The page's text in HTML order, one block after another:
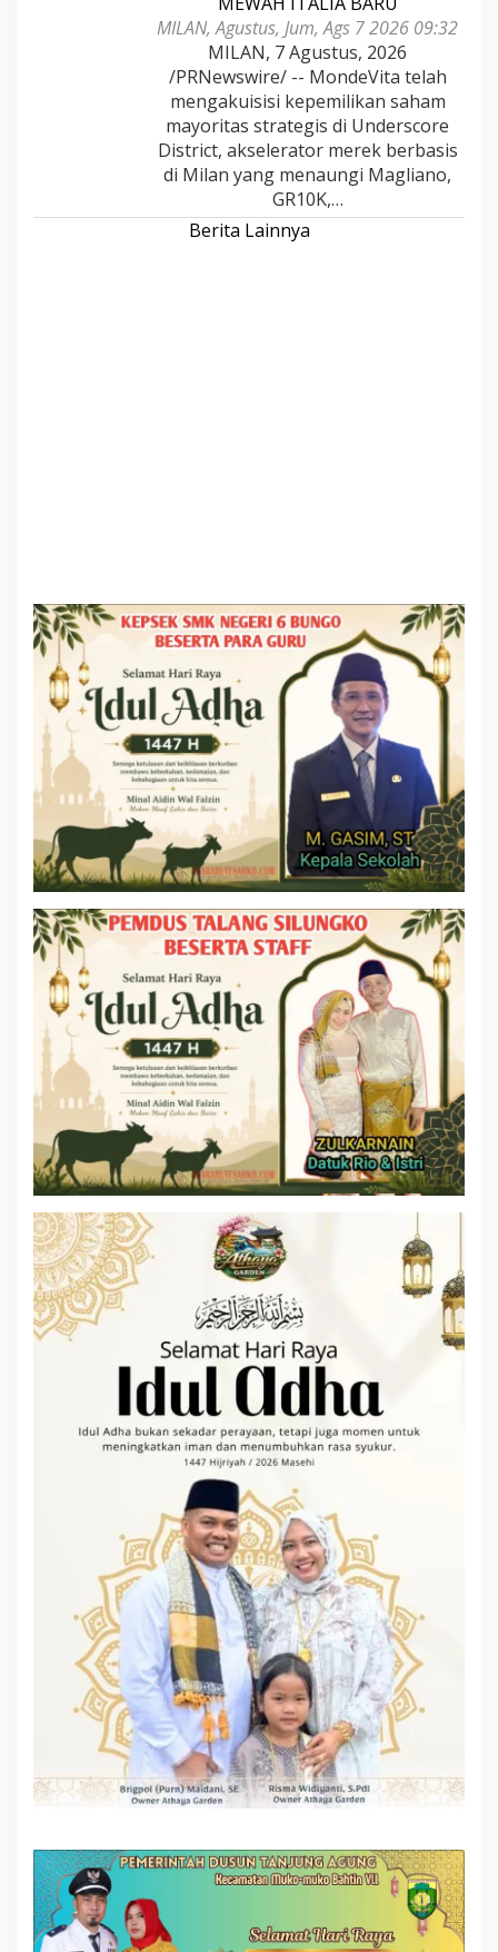
MILAN, Agustus, Jum, Ags 7 2026 09:32
MILAN, 7 Agustus, 2026
/PRNewswire/ -- MondeVita telah
mengakuisisi kepemilikan saham
mayoritas strategis di Underscore
District, akselerator merek berbasis
di Milan yang menaungi Magliano,
GR10K,…
Berita Lainnya